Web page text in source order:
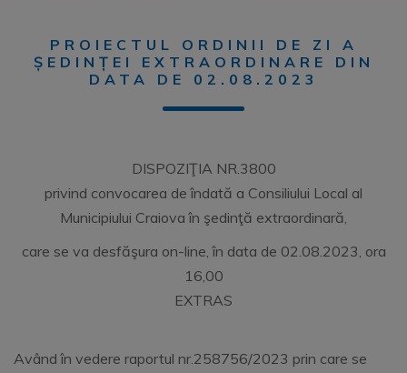
PROIECTUL ORDINII DE ZI A
ȘEDINȚEI EXTRAORDINARE DIN
DATA DE 02.08.2023
DISPOZIŢIA NR.3800
privind convocarea de îndată a Consiliului Local al
Municipiului Craiova în şedinţă extraordinară,
care se va desfăşura on-line, în data de 02.08.2023, ora
16,00
EXTRAS
Având în vedere raportul nr.258756/2023 prin care se